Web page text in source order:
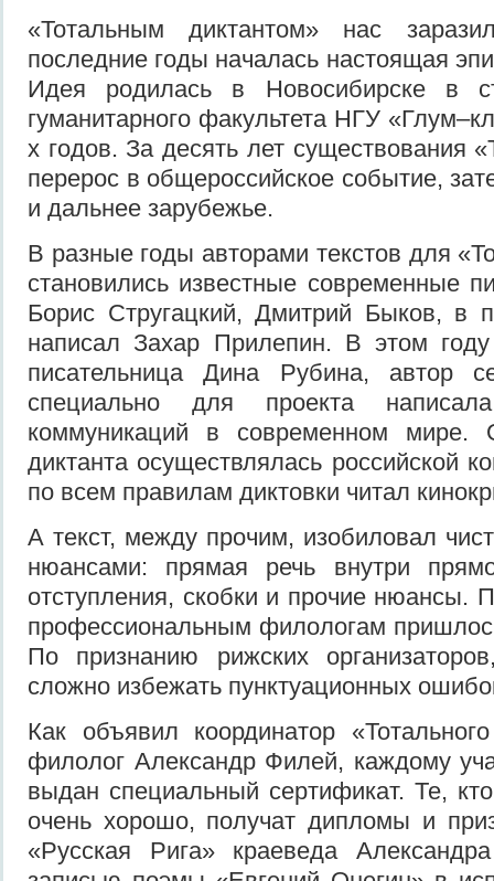
«Тотальным диктантом» нас
последние годы началась настоящая
Идея родилась в Новосибирске в
гуманитарного факультета НГУ
х годов. За десять лет существования
перерос в общероссийское событие,
и дальнее зарубежье.
В разные годы авторами текстов для
становились известные современные
Борис Стругацкий, Дмитрий Быков, в
написал Захар Прилепин. В этом году
писательница Дина Рубина, автор
специально для проекта
коммуникаций в современном мире.
диктанта осуществлялась российской
по всем правилам диктовки читал
А текст, между прочим, изобиловал
нюансами: прямая речь внутри
отступления, скобки и прочие нюансы.
профессиональным филологам
По признанию рижских
сложно избежать пунктуационных
Как объявил координатор
филолог Александр Филей, каждому
выдан специальный сертификат. Те,
очень хорошо, получат дипломы и
«Русская Рига» краеведа